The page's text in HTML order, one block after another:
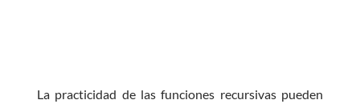
La practicidad de las funciones recursivas pueden